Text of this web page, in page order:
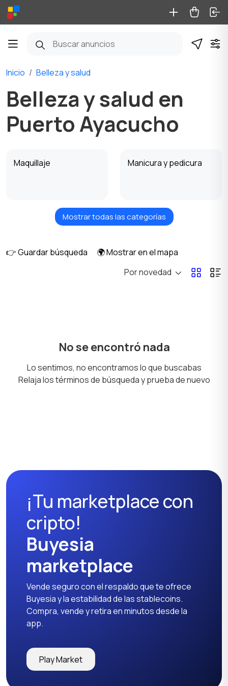
Inicio Belleza y salud
Belleza y salud en
Puerto Ayacucho
Maquillaje Manicura y pedicura
Productos para la
Perfumería
Cuidado del cabello
Mostrar todas las categorías
👉 Guardar búsqueda
🌍 Mostrar en el mapa
Por novedad
No se encontró nada
Lo sentimos, no encontramos lo que buscabas
Relaja los términos de búsqueda y prueba de nuevo
¡Tu marketplace con
cripto!
Buyesia
marketplace
Vende seguro con el respaldo que te ofrece
Buyesia y la estabilidad de las stablecoins.
Compra, vende y retira en minutos desde la
app.
Play Market